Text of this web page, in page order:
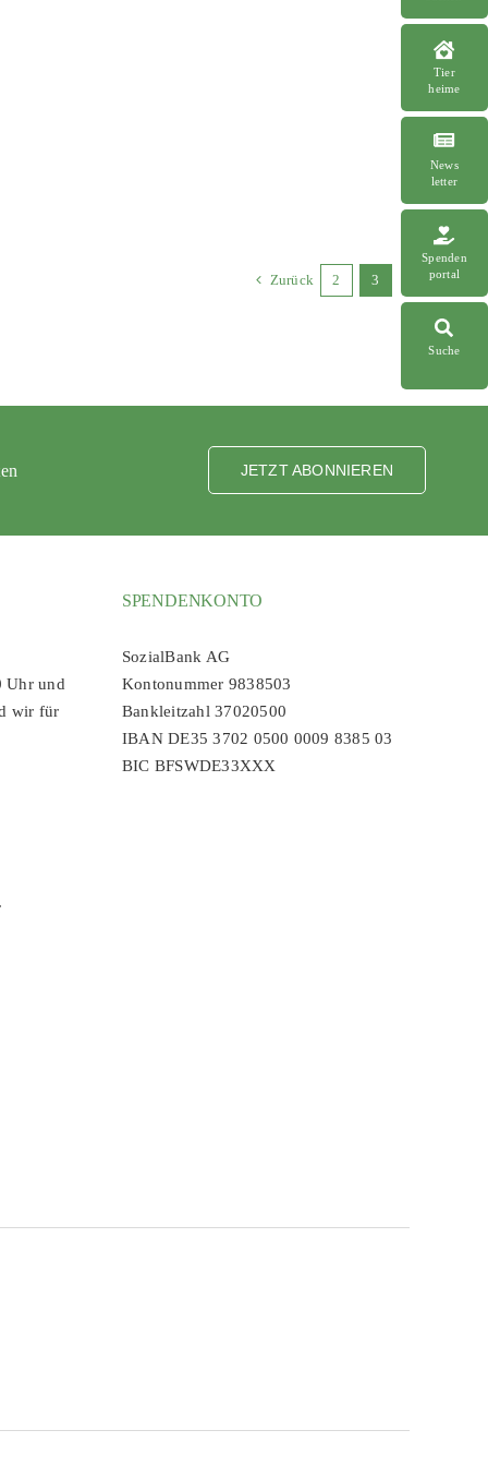
Tier
heime
News
letter
Spenden
portal
Suche
Zurück 2 3
JETZT ABONNIEREN
Uhr und
wir für
SPENDENKONTO
SozialBank AG
Kontonummer 9838503
Bankleitzahl 37020500
IBAN DE35 3702 0500 0009 8385 03
BIC BFSWDE33XXX